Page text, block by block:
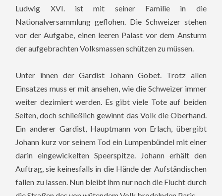
Ludwig XVI. ist mit seiner Familie in die
Nationalversammlung geflohen. Die Schweizer stehen
vor der Aufgabe, einen leeren Palast vor dem Ansturm
der aufgebrachten Volksmassen schützen zu müssen.
Unter ihnen der Gardist Johann Gobet. Trotz allen
Einsatzes muss er mit ansehen, wie die Schweizer immer
weiter dezimiert werden. Es gibt viele Tote auf beiden
Seiten, doch schließlich gewinnt das Volk die Oberhand.
Ein anderer Gardist, Hauptmann von Erlach, übergibt
Johann kurz vor seinem Tod ein Lumpenbündel mit einer
darin eingewickelten Speerspitze. Johann erhält den
Auftrag, sie keinesfalls in die Hände der Aufständischen
fallen zu lassen. Nun bleibt ihm nur noch die Flucht durch